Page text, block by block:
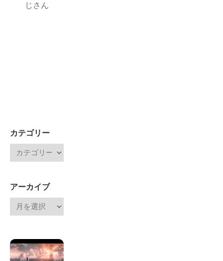
じさん
カテゴリー
アーカイブ